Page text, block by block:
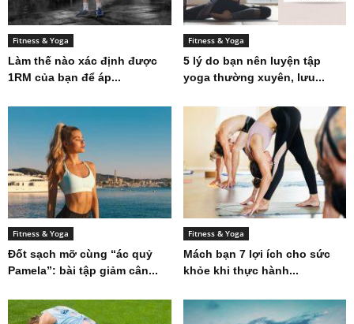
Fitness & Yoga
Làm thế nào xác định được
1RM của bạn để áp...
Fitness & Yoga
5 lý do bạn nên luyện tập
yoga thường xuyên, lưu...
Fitness & Yoga
Đốt sạch mỡ cùng “ác quỷ
Pamela”: bài tập giảm cân...
Fitness & Yoga
Mách bạn 7 lợi ích cho sức
khỏe khi thực hành...